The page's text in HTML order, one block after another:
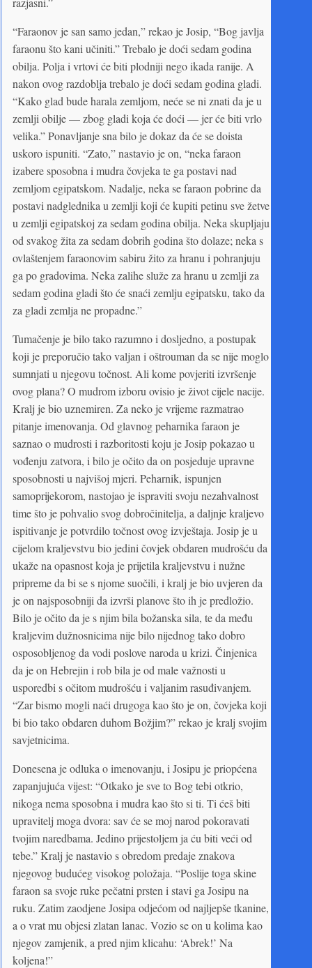
“Faraonov je san samo jedan,” rekao je Josip, “Bog javlja
faraonu što kani učiniti.” Trebalo je doći sedam godina
obilja. Polja i vrtovi će biti plodniji nego ikada ranije. A
nakon ovog razdoblja trebalo je doći sedam godina gladi.
“Kako glad bude harala zemljom, neće se ni znati da je u
zemlji obilje — zbog gladi koja će doći — jer će biti vrlo
velika.” Ponavljanje sna bilo je dokaz da će se doista
uskoro ispuniti. “Zato,” nastavio je on, “neka faraon
izabere sposobna i mudra čovjeka te ga postavi nad
zemljom egipatskom. Nadalje, neka se faraon pobrine da
postavi nadglednika u zemlji koji će kupiti petinu sve žetve
u zemlji egipatskoj za sedam godina obilja. Neka skupljaju
od svakog žita za sedam dobrih godina što dolaze; neka s
ovlaštenjem faraonovim sabiru žito za hranu i pohranjuju
ga po gradovima. Neka zalihe služe za hranu u zemlji za
sedam godina gladi što će snaći zemlju egipatsku, tako da
za gladi zemlja ne propadne.”
Tumačenje je bilo tako razumno i dosljedno, a postupak
koji je preporučio tako valjan i oštrouman da se nije moglo
sumnjati u njegovu točnost. Ali kome povjeriti izvršenje
ovog plana? O mudrom izboru ovisio je život cijele nacije.
Kralj je bio uznemiren. Za neko je vrijeme razmatrao
pitanje imenovanja. Od glavnog peharnika faraon je
saznao o mudrosti i razboritosti koju je Josip pokazao u
vođenju zatvora, i bilo je očito da on posjeduje upravne
sposobnosti u najvišoj mjeri. Peharnik, ispunjen
samoprijekorom, nastojao je ispraviti svoju nezahvalnost
time što je pohvalio svog dobročinitelja, a daljnje kraljevo
ispitivanje je potvrdilo točnost ovog izvještaja. Josip je u
cijelom kraljevstvu bio jedini čovjek obdaren mudrošću da
ukaže na opasnost koja je prijetila kraljevstvu i nužne
pripreme da bi se s njome suočili, i kralj je bio uvjeren da
je on najsposobniji da izvrši planove što ih je predložio.
Bilo je očito da je s njim bila božanska sila, te da među
kraljevim dužnosnicima nije bilo nijednog tako dobro
osposobljenog da vodi poslove naroda u krizi. Činjenica
da je on Hebrejin i rob bila je od male važnosti u
usporedbi s očitom mudrošću i valjanim rasuđivanjem.
“Zar bismo mogli naći drugoga kao što je on, čovjeka koji
bi bio tako obdaren duhom Božjim?” rekao je kralj svojim
savjetnicima.
Donesena je odluka o imenovanju, i Josipu je priopćena
zapanjujuća vijest: “Otkako je sve to Bog tebi otkrio,
nikoga nema sposobna i mudra kao što si ti. Ti ćeš biti
upravitelj moga dvora: sav će se moj narod pokoravati
tvojim naredbama. Jedino prijestoljem ja ću biti veći od
tebe.” Kralj je nastavio s obredom predaje znakova
njegovog budućeg visokog položaja. “Poslije toga skine
faraon sa svoje ruke pečatni prsten i stavi ga Josipu na
ruku. Zatim zaodjene Josipa odjećom od najljepše tkanine,
a o vrat mu objesi zlatan lanac. Vozio se on u kolima kao
njegov zamjenik, a pred njim klicahu: ‘Abrek!’ Na
koljena!”